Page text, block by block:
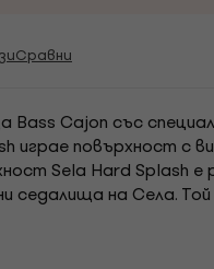
Сравни
Cajon със
играе повърхност с
Sela Hard Splash
седалища на Села.
на Села със силен и